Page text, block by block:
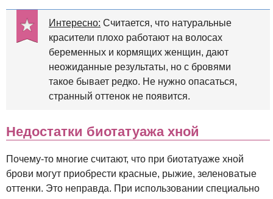
Интересно: Считается, что натуральные
красители плохо работают на волосах
беременных и кормящих женщин, дают
неожиданные результаты, но с бровями
такое бывает редко. Не нужно опасаться,
странный оттенок не появится.
Недостатки биотатуажа хной
Почему-то многие считают, что при биотатуаже хной
брови могут приобрести красные, рыжие, зеленоватые
оттенки. Это неправда. При использовании специально